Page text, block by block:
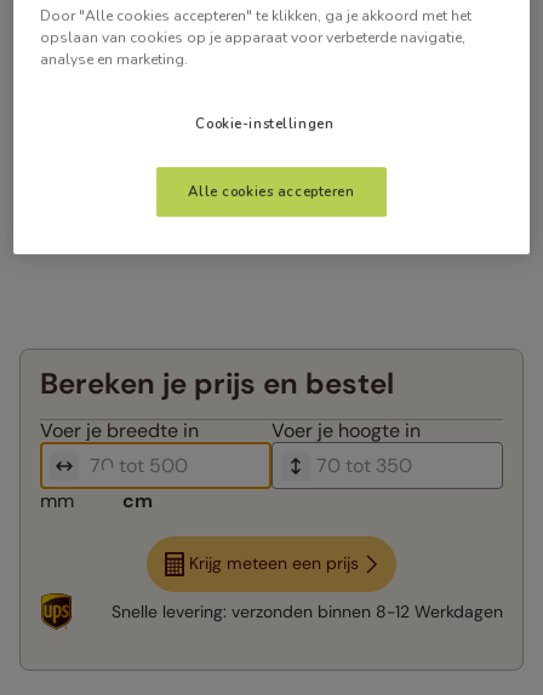
Bereken je prijs en bestel
Voer je breedte in Voer je hoogte in
mm cm
Krijg meteen een prijs
Snelle levering: verzonden binnen 8-12 Werkdagen
Door "Alle cookies accepteren" te klikken, ga je akkoord met het
opslaan van cookies op je apparaat voor verbeterde navigatie,
analyse en marketing.
Cookie-instellingen
Alle cookies accepteren